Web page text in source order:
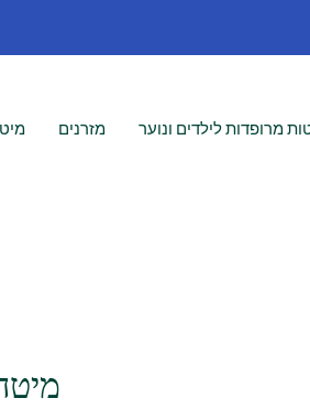
מזרנים מרופדות לילדים ונוער